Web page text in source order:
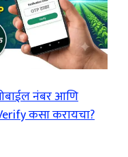
नंबर आणि
कसा करायचा?